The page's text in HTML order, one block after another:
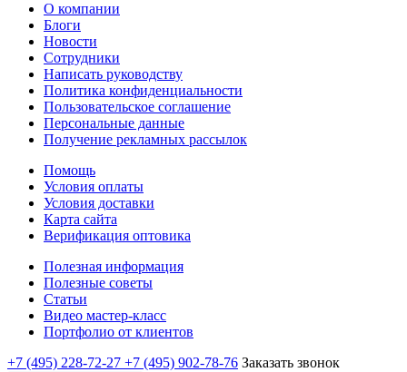
О компании
Блоги
Новости
Сотрудники
Написать руководству
Политика конфиденциальности
Пользовательское соглашение
Персональные данные
Получение рекламных рассылок
Помощь
Условия оплаты
Условия доставки
Карта сайта
Верификация оптовика
Полезная информация
Полезные советы
Статьи
Видео мастер-класс
Портфолио от клиентов
+7 (495) 228-72-27 +7 (495) 902-78-76 Заказать звонок